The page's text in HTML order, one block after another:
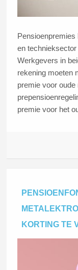
en
Werkgevers in
rekening moeten
premie voor
premie voor het
KORTING TE